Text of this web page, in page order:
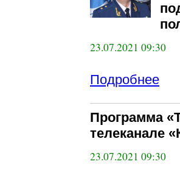
23.07.2021 09:30
Подробнее
Программа
телеканале
23.07.2021 09:30